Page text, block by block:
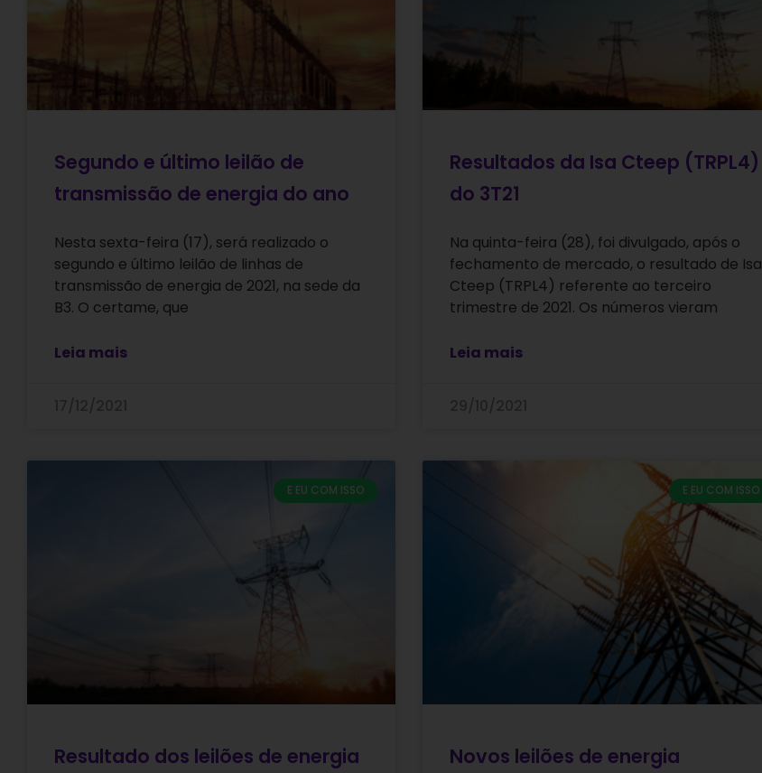
Segundo e último leilão de
transmissão de energia do ano
Nesta sexta-feira (17), será realizado o
segundo e último leilão de linhas de
transmissão de energia de 2021, na sede da
B3. O certame, que
Leia mais
Resultados da Isa Cteep (TRPL4)
do 3T21
Na quinta-feira (28), foi divulgado, após o
fechamento de mercado, o resultado de Isa
Cteep (TRPL4) referente ao terceiro
trimestre de 2021. Os números vieram
Leia mais
E EU COM ISSO
Resultado dos leilões de energia
E EU COM ISSO
Novos leilões de energia